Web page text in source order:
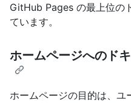
GitHub Pages の最上位の
ています。
ホームページへのド
ホームページの目的は、